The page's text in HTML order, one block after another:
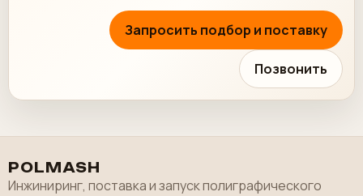
Запросить подбор и поставку
Позвонить
POLMASH
Инжиниринг, поставка и запуск полиграфического